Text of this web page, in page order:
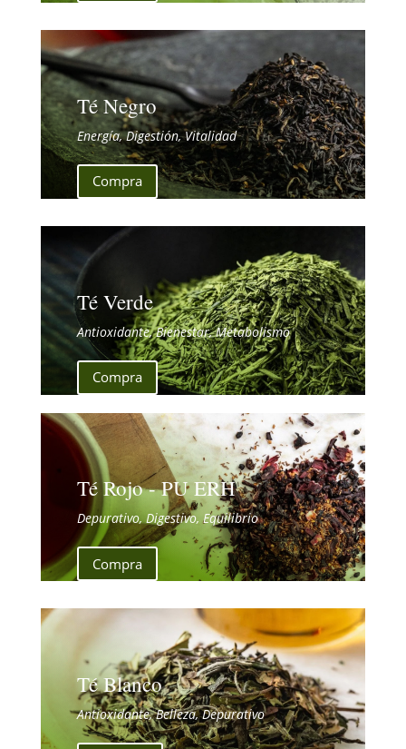
Té Negro
Energía, Digestión, Vitalidad
Compra
Té Verde
Antioxidante, Bienestar, Metabolismo
Compra
Té Rojo - PU ERH
Depurativo, Digestivo, Equilibrio
Compra
Té Blanco
Antioxidante, Belleza, Depurativo